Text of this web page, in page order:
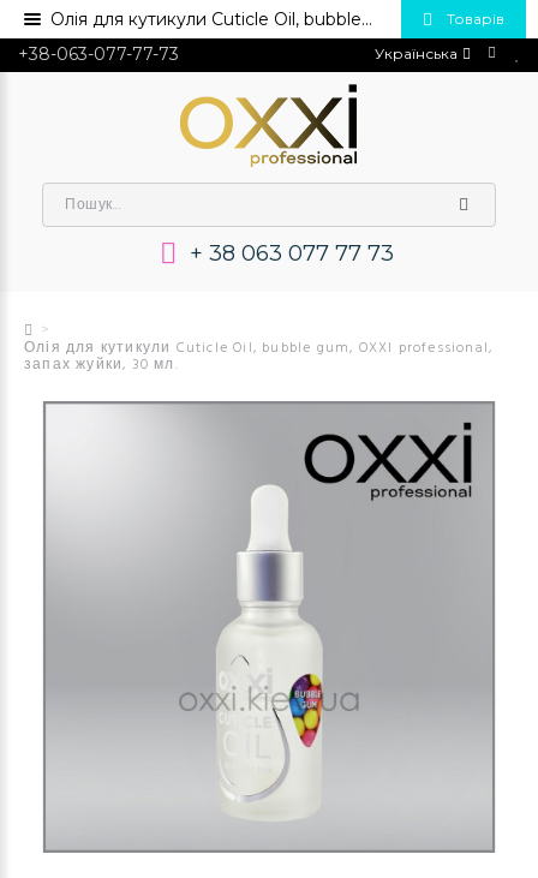
+38-063-077-77-73 Українська
+ 38 063 077 77 73
Товарів
Олія для кутикули Cuticle Oil, bubble gum, OXXI professional,
запах жуйки, 30 мл.
Олія для кутикули Cuticle Oil, bubble gum, OXXI professional, запах жуйки, 30 мл.💅 Купить в Украине оптом и в розницу